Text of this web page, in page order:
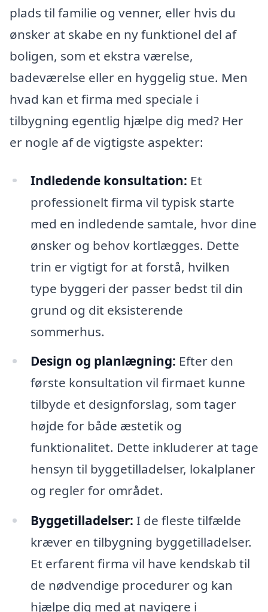
plads til familie og venner, eller hvis du
ønsker at skabe en ny funktionel del af
boligen, som et ekstra værelse,
badeværelse eller en hyggelig stue. Men
hvad kan et firma med speciale i
tilbygning egentlig hjælpe dig med? Her
er nogle af de vigtigste aspekter:
Indledende konsultation: Et
professionelt firma vil typisk starte
med en indledende samtale, hvor dine
ønsker og behov kortlægges. Dette
trin er vigtigt for at forstå, hvilken
type byggeri der passer bedst til din
grund og dit eksisterende
sommerhus.
Design og planlægning: Efter den
første konsultation vil firmaet kunne
tilbyde et designforslag, som tager
højde for både æstetik og
funktionalitet. Dette inkluderer at tage
hensyn til byggetilladelser, lokalplaner
og regler for området.
Byggetilladelser: I de fleste tilfælde
kræver en tilbygning byggetilladelser.
Et erfarent firma vil have kendskab til
de nødvendige procedurer og kan
hjælpe dig med at navigere i